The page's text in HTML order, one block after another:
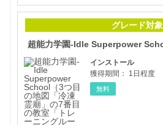
グレード対象
インストール
獲得期間：
1日程度
無料